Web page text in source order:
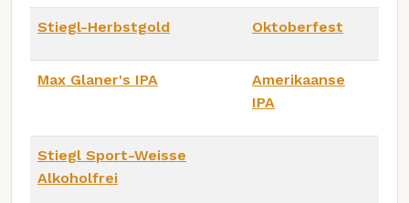
Stiegl-Herbstgold Oktoberfest
Max Glaner's IPA
Amerikaanse
IPA
Stiegl Sport-Weisse
Alkoholfrei